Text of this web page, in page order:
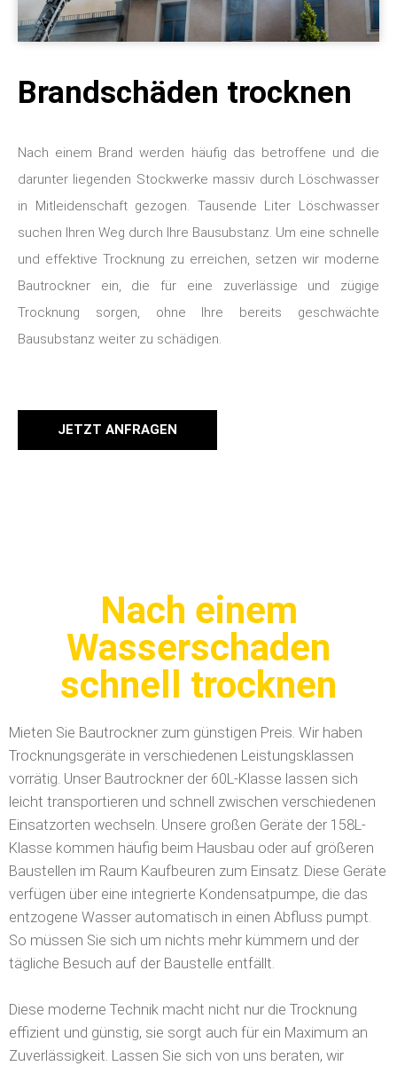
Brandschäden trocknen
Nach einem Brand werden häufig das betroffene und die
darunter liegenden Stockwerke massiv durch Löschwasser
in Mitleidenschaft gezogen. Tausende Liter Löschwasser
suchen Ihren Weg durch Ihre Bausubstanz. Um eine schnelle
und effektive Trocknung zu erreichen, setzen wir moderne
Bautrockner ein, die für eine zuverlässige und zügige
Trocknung sorgen, ohne Ihre bereits geschwächte
Bausubstanz weiter zu schädigen.
JETZT ANFRAGEN
Nach einem
Wasserschaden
schnell trocknen
Mieten Sie Bautrockner zum günstigen Preis. Wir haben
Trocknungsgeräte in verschiedenen Leistungsklassen
vorrätig. Unser Bautrockner der 60L-Klasse lassen sich
leicht transportieren und schnell zwischen verschiedenen
Einsatzorten wechseln. Unsere großen Geräte der 158L-
Klasse kommen häufig beim Hausbau oder auf größeren
Baustellen im Raum Kaufbeuren zum Einsatz. Diese Geräte
verfügen über eine integrierte Kondensatpumpe, die das
entzogene Wasser automatisch in einen Abfluss pumpt.
So müssen Sie sich um nichts mehr kümmern und der
tägliche Besuch auf der Baustelle entfällt.
Diese moderne Technik macht nicht nur die Trocknung
effizient und günstig, sie sorgt auch für ein Maximum an
Zuverlässigkeit. Lassen Sie sich von uns beraten, wir